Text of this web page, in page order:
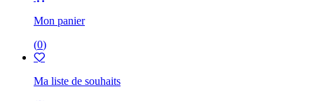
Mon panier
(0)
Ma liste de souhaits